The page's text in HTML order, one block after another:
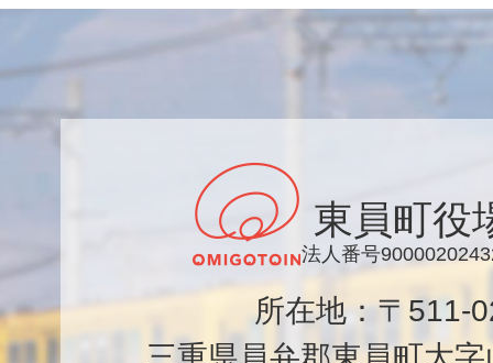
東員町役
法人番号
所在地：〒